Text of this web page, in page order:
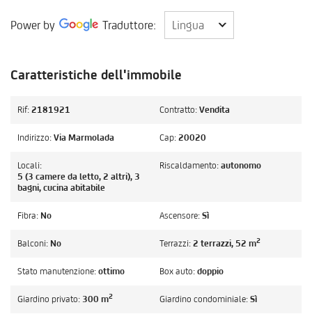
Power by Traduttore: Lingua
Lingua
Caratteristiche dell'immobile
Rif: 2181921 Contratto: Vendita
Indirizzo: Via Marmolada Cap: 20020
Locali:
5 (3 camere da letto, 2 altri), 3
bagni, cucina abitabile
Riscaldamento: autonomo
Fibra: No Ascensore: Sì
Balconi: No Terrazzi: 2 terrazzi, 52 m2
Stato manutenzione: ottimo Box auto: doppio
Giardino privato: 300 m2 Giardino condominiale: Sì